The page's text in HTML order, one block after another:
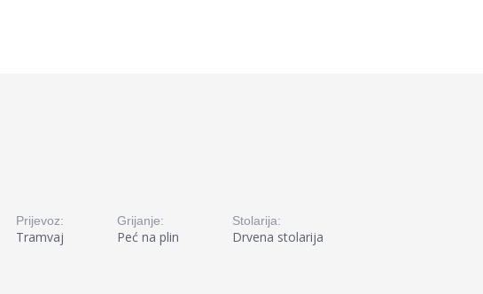
Prijevoz:
Tramvaj
Grijanje:
Peć na plin
Stolarija:
Drvena stolarija